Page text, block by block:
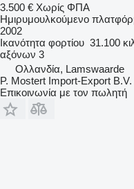
3.500 € Χωρίς ΦΠΑ
Ημιρυμουλκούμενο
2002
Ικανότητα φορτίου 31.100
αξόνων 3
Ολλανδία, Lamswaarde
P. Mostert Import-Export B.V.
Επικοινωνία με τον πωλητή